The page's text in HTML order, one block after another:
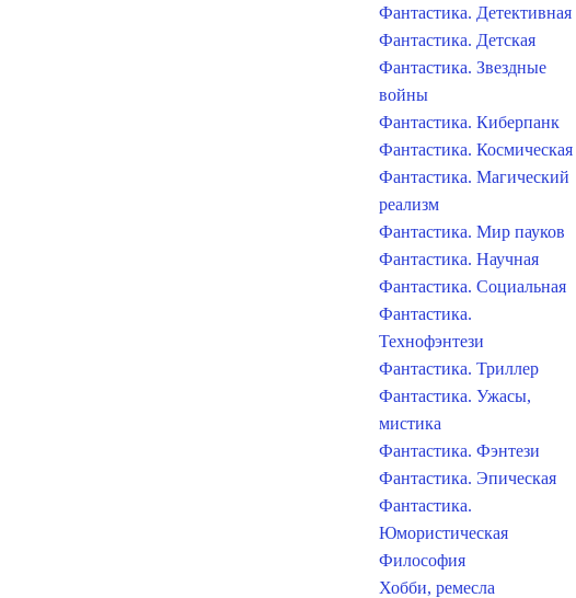
Фантастика. Детективная
Фантастика. Детская
Фантастика. Звездные
войны
Фантастика. Киберпанк
Фантастика. Космическая
Фантастика. Магический
реализм
Фантастика. Мир пауков
Фантастика. Научная
Фантастика. Социальная
Фантастика.
Технофэнтези
Фантастика. Триллер
Фантастика. Ужасы,
мистика
Фантастика. Фэнтези
Фантастика. Эпическая
Фантастика.
Юмористическая
Философия
Хобби, ремесла